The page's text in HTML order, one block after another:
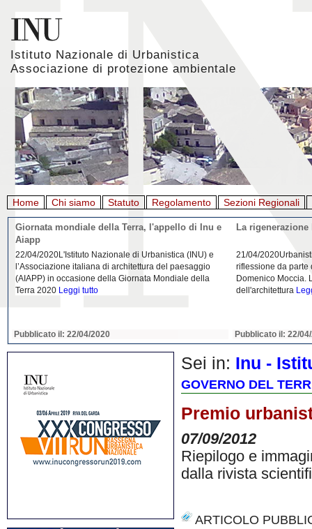
Istituto Nazionale di Urbanistica
Associazione di protezione ambientale
Home Chi siamo Statuto Regolamento Sezioni Regionali
Giornata mondiale della Terra, l'appello di Inu e
Aiapp
22/04/2020L'Istituto Nazionale di Urbanistica (INU) e
l’Associazione italiana di architettura del paesaggio
(AIAPP) in occasione della Giornata Mondiale della
Terra 2020 Leggi tutto
Pubblicato il: 22/04/2020
La
21/04/
riflessione da parte
Domenico Moccia.
dell'architettura
Pubblicato il: 22/
Sei in: Inu -
GOVERNO DEL
Premio
07/09/2012
Riepilogo e
dalla rivista
ARTICOLO